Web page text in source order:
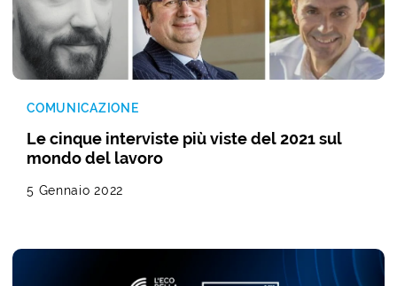
COMUNICAZIONE
Le cinque interviste più viste del 2021 sul
mondo del lavoro
5 Gennaio 2022